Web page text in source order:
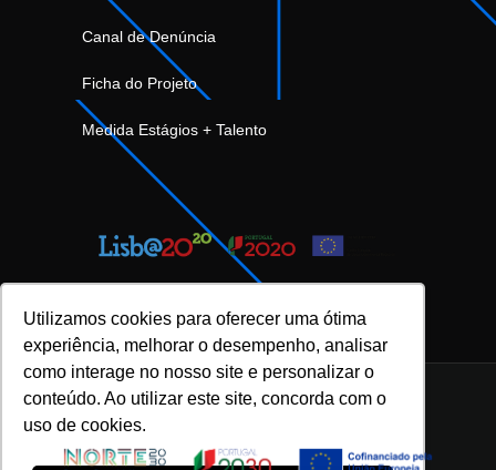
Utilizamos cookies para oferecer uma ótima
experiência, melhorar o desempenho, analisar
como interage no nosso site e personalizar o
conteúdo. Ao utilizar este site, concorda com o
uso de cookies.
Canal de Denúncia
Ficha do Projeto
Medida Estágios + Talento
INOVFLOW Business Solutions © 2023 |